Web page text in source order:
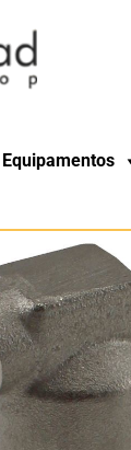
Equipamentos